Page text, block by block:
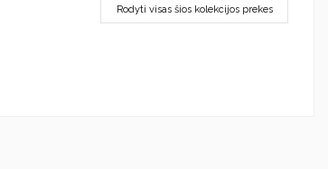
Rodyti visas šios kolekcijos prekes